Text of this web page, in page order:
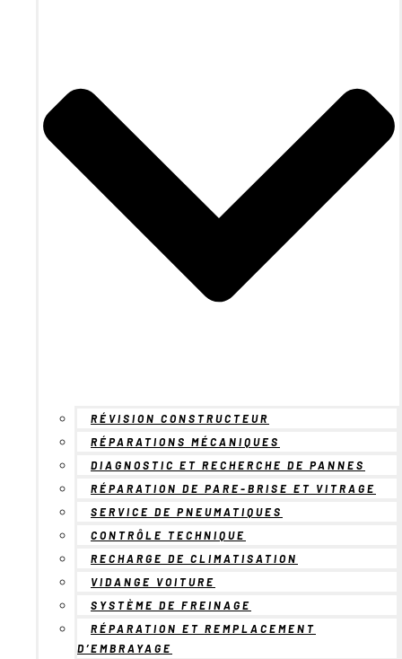
RÉVISION CONSTRUCTEUR
RÉPARATIONS MÉCANIQUES
DIAGNOSTIC ET RECHERCHE DE PANNES
RÉPARATION DE PARE-BRISE ET VITRAGE
SERVICE DE PNEUMATIQUES
CONTRÔLE TECHNIQUE
RECHARGE DE CLIMATISATION
VIDANGE VOITURE
SYSTÈME DE FREINAGE
RÉPARATION ET REMPLACEMENT
D’EMBRAYAGE